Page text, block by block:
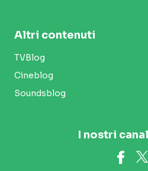
Altri contenuti
TVBlog
Cineblog
Soundsblog
I nostri